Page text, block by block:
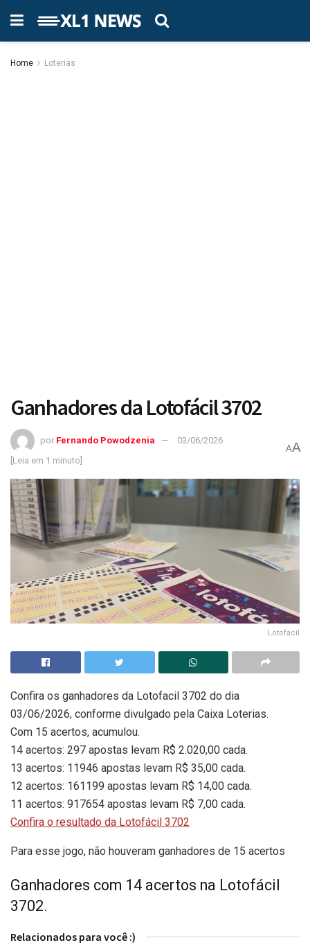
Home Loterias
Ganhadores da Lotofácil 3702
por Fernando Powodzenia
03/06/2026
[Leia em 1 minuto]
AA
Lotofácil
Confira os ganhadores da Lotofacil 3702 do dia
03/06/2026, conforme divulgado pela Caixa Loterias.
Com 15 acertos, acumulou.
14 acertos: 297 apostas levam R$ 2.020,00 cada.
13 acertos: 11946 apostas levam R$ 35,00 cada.
12 acertos: 161199 apostas levam R$ 14,00 cada.
11 acertos: 917654 apostas levam R$ 7,00 cada.
Confira o resultado da Lotofácil 3702
Para esse jogo, não houveram ganhadores de 15 acertos
Ganhadores com 14 acertos na Lotofácil
3702.
Relacionados para você :)